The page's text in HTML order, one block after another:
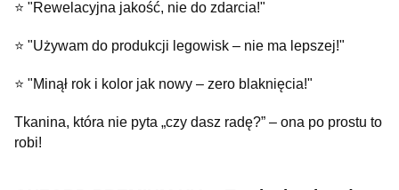
⭐ "Rewelacyjna jakość, nie do zdarcia!"
⭐ "Używam do produkcji legowisk – nie ma lepszej!"
⭐ "Minął rok i kolor jak nowy – zero blaknięcia!"
Tkanina, która nie pyta „czy dasz radę?” – ona po prostu to
robi!